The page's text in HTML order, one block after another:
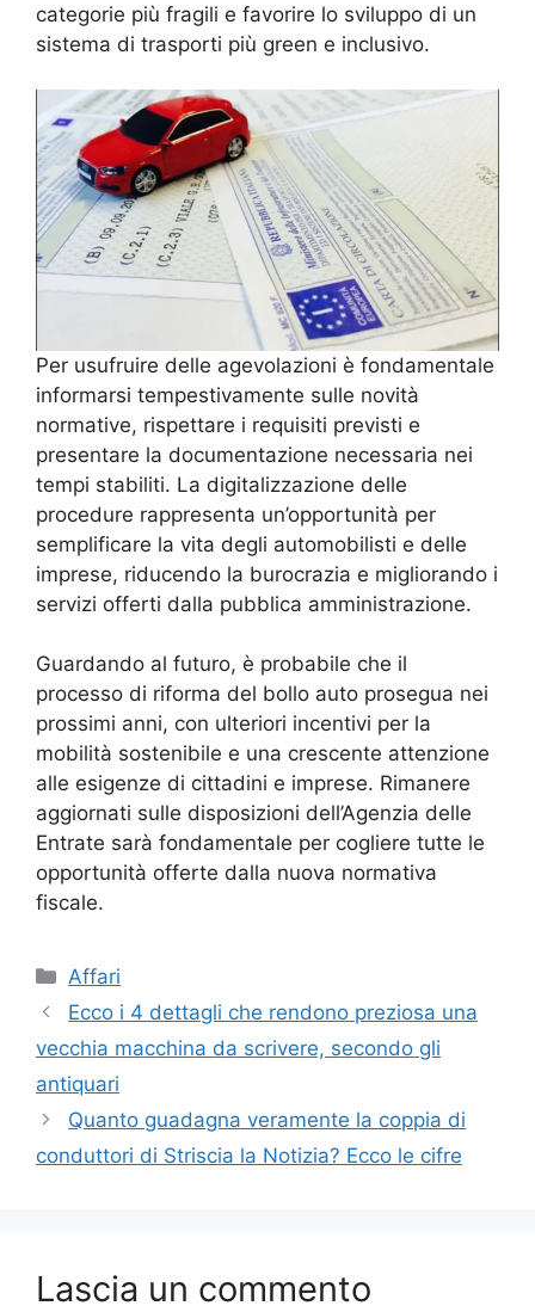
categorie più fragili e favorire lo sviluppo di un
sistema di trasporti più green e inclusivo.
Per usufruire delle agevolazioni è fondamentale
informarsi tempestivamente sulle novità
normative, rispettare i requisiti previsti e
presentare la documentazione necessaria nei
tempi stabiliti. La digitalizzazione delle
procedure rappresenta un’opportunità per
semplificare la vita degli automobilisti e delle
imprese, riducendo la burocrazia e migliorando i
servizi offerti dalla pubblica amministrazione.
Guardando al futuro, è probabile che il
processo di riforma del bollo auto prosegua nei
prossimi anni, con ulteriori incentivi per la
mobilità sostenibile e una crescente attenzione
alle esigenze di cittadini e imprese. Rimanere
aggiornati sulle disposizioni dell’Agenzia delle
Entrate sarà fondamentale per cogliere tutte le
opportunità offerte dalla nuova normativa
fiscale.
Categorie
Affari
Ecco i 4 dettagli che rendono preziosa una
vecchia macchina da scrivere, secondo gli
antiquari
Quanto guadagna veramente la coppia di
conduttori di Striscia la Notizia? Ecco le cifre
Lascia un commento